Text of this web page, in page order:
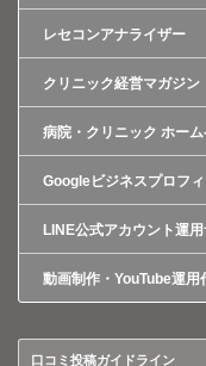
レセコンアナライザー
クリニック経営マガジン
病院・クリニック ホー
Googleビジネスプロフ
LINE公式アカウント運用
動画制作・YouTube運
口コミ投稿ガイドライン